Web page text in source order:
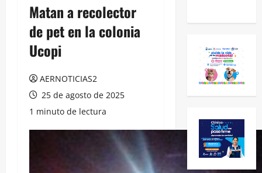
Matan a recolector
de pet en la colonia
Ucopi
AERNOTICIAS2
25 de agosto de 2025
1 minuto de lectura